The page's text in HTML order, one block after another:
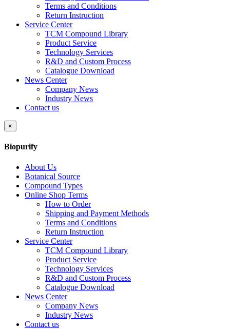
Terms and Conditions
Return Instruction
Service Center
TCM Compound Library
Product Service
Technology Services
R&D and Custom Process
Catalogue Download
News Center
Company News
Industry News
Contact us
×
Biopurify
About Us
Botanical Source
Compound Types
Online Shop Terms
How to Order
Shipping and Payment Methods
Terms and Conditions
Return Instruction
Service Center
TCM Compound Library
Product Service
Technology Services
R&D and Custom Process
Catalogue Download
News Center
Company News
Industry News
Contact us